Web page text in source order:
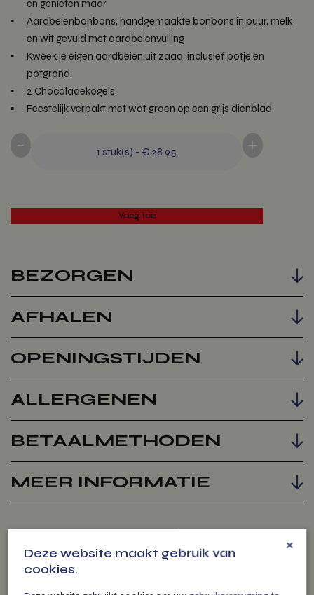
en genieten maar
Aardbeienbonbons, handgemaakte bonbons in puur, melk
en wit gevuld met aardbeienvulling
Kweek je eigen aardbeien uit zaad, inclusief potje en
potgrond
2 Chocoladekogels
Feestelijk verpakt met wat groen op een grijs dienblad
- 1 stuk(s) - € 28.95 +
BEZORGEN
AFHALEN
OPENINGSTIJDEN
ALLERGENEN
BETAALMETHODEN
MEER INFORMATIE
VERS FRUIT OP
×
Deze website maakt gebruik van
cookies.